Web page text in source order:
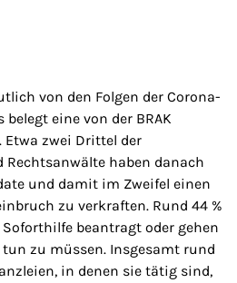
von den Folgen der Corona-
eine von der BRAK
Etwa zwei Drittel der
haben danach
und damit im Zweifel einen
zu verkraften. Rund 44 %
beantragt oder gehen
zu müssen. Insgesamt rund
in denen sie tätig sind,